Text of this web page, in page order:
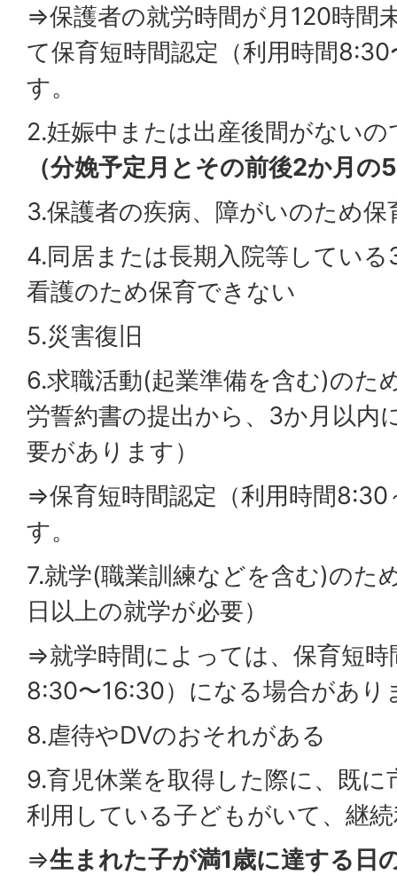
⇒保護者の就労時間が月120時間
て保育短時間認定（利用時間
す。
2.妊娠中または出産後間がない
（分娩予定月とその前後2か月
3.保護者の疾病、障がいのため保
4.同居または長期入院等してい
看護のため保育できない
5.災害復旧
6.求職活動(起業準備を含む)のた
労誓約書の提出から、3か月以内
要があります）
⇒保育短時間認定（利用時間
す。
7.就学(職業訓練などを含む)のた
日以上の就学が必要）
⇒就学時間によっては、保育短時
8:30〜16:30）になる場合があり
8.虐待やDVのおそれがある
9.育児休業を取得した際に、既
利用している子どもがいて、継
⇒生まれた子が満1歳に達する日